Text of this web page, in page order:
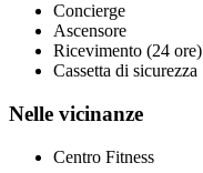
Concierge
Ascensore
Ricevimento (24 ore)
Cassetta di sicurezza
Nelle vicinanze
Centro Fitness